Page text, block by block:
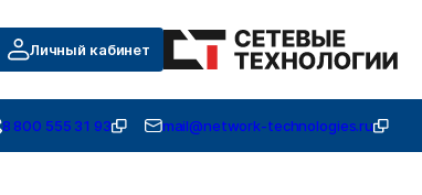
Личный кабинет
8 800 555 31 93 mail@network-technologies.ru